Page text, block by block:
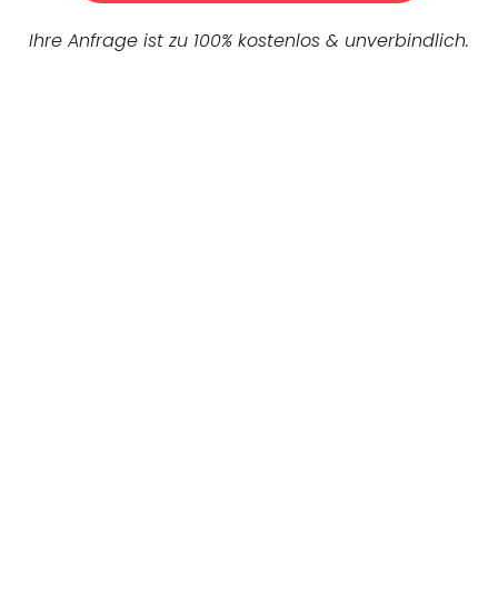
Ihre Anfrage ist zu 100% kostenlos & unverbindlich.